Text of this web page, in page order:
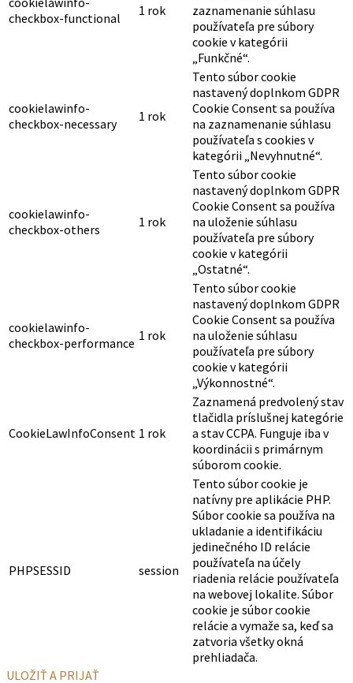
checkbox-functional
1 rok
zaznamenanie súhlasu
používateľa pre súbory
cookie v kategórii
„Funkčné“.
cookielawinfo-
checkbox-necessary
1 rok
Tento súbor cookie
nastavený doplnkom GDPR
Cookie Consent sa používa
na zaznamenanie súhlasu
používateľa s cookies v
kategórii „Nevyhnutné“.
cookielawinfo-
checkbox-others
1 rok
Tento súbor cookie
nastavený doplnkom GDPR
Cookie Consent sa používa
na uloženie súhlasu
používateľa pre súbory
cookie v kategórii
„Ostatné“.
cookielawinfo-
checkbox-performance 1 rok
Tento súbor cookie
nastavený doplnkom GDPR
Cookie Consent sa používa
na uloženie súhlasu
používateľa pre súbory
cookie v kategórii
„Výkonnostné“.
CookieLawInfoConsent 1 rok
Zaznamená predvolený stav
tlačidla príslušnej kategórie
a stav CCPA. Funguje iba v
koordinácii s primárnym
súborom cookie.
PHPSESSID session
Tento súbor cookie je
natívny pre aplikácie PHP.
Súbor cookie sa používa na
ukladanie a identifikáciu
jedinečného ID relácie
používateľa na účely
riadenia relácie používateľa
na webovej lokalite. Súbor
cookie je súbor cookie
relácie a vymaže sa, keď sa
zatvoria všetky okná
prehliadača.
ULOŽIŤ A PRIJAŤ